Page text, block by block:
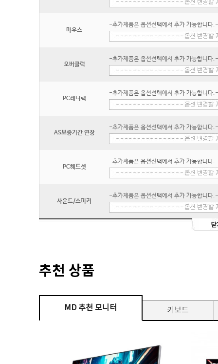
마우스
-추가제품은 옵션선택에서 추가 가능합니다.-
오버클럭
-추가제품은 옵션선택에서 추가 가능합니다.-
PC레디팩
-추가제품은 옵션선택에서 추가 가능합니다.-
AS보증기간 연장
-추가제품은 옵션선택에서 추가 가능합니다.-
PC헤드셋
-추가제품은 옵션선택에서 추가 가능합니다.-
사운드/스피커
-추가제품은 옵션선택에서 추가 가능합니다.-
추천 상품
MD 추천 모니터 키보드